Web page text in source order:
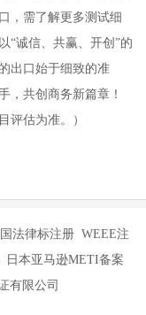
，需了解更多测试细
“诚信、共赢、开创”的
出口始于细致的准
，共创商务新篇章！
评估为准。）
法律标注册 WEEE注
本亚马逊METI备案
有限公司